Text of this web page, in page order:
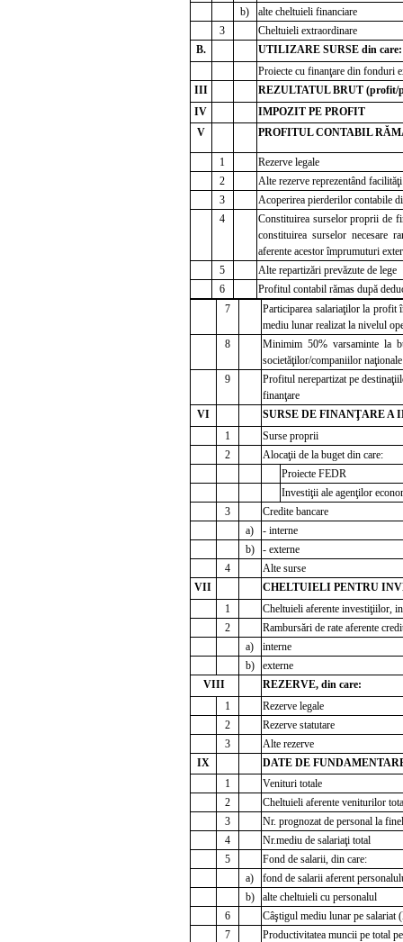
b)
alte cheltuieli financiare
3
Cheltuieli extraordinare
B.
UTILIZARE SURSE din care:
Proiecte cu finanţare din fonduri
III
REZULTATUL BRUT (profit/
IV
IMPOZIT PE PROFIT
V
PROFITUL CONTABIL
1
Rezerve legale
2
Alte rezerve reprezentând
3
Acoperirea pierderilor contabile
4
Constituirea surselor proprii de
constituirea surselor necesare
aferente acestor împrumuturi
5
Alte repartizări prevăzute de lege
6
Profitul contabil rămas după
7
Participarea salariaţilor la
mediu lunar realizat la nivelul
8
Minimim 50% varsaminte la
societăţilor/companiilor
9
Profitul nerepartizat pe
finanţare
VI
SURSE DE FINANŢARE A
1
Surse proprii
2
Alocaţii de la buget din care:
Proiecte FEDR
Investiţii ale agenţilor
3
Credite bancare
a)
- interne
b)
- externe
4
Alte surse
VII
CHELTUIELI PENTRU
1
Cheltuieli aferente investiţiilor,
2
Rambursări de rate aferente
a)
interne
b)
externe
VIII
REZERVE, din care:
1
Rezerve legale
2
Rezerve statutare
3
Alte rezerve
IX
DATE DE
1
Venituri totale
2
Cheltuieli aferente veniturilor
3
Nr. prognozat de personal la
4
Nr.mediu de salariaţi total
5
Fond de salarii, din care:
a)
fond de salarii aferent
b)
alte cheltuieli cu personalul
6
Câştigul mediu lunar pe salariat
7
Productivitatea muncii pe total